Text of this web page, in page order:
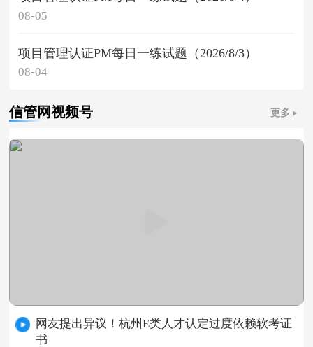
08-05
项目管理认证PM每日一练试题（2026/8/3）
08-04
信管网视频号 更多
网友提出异议！杭州E类人才认定过度依赖软考证
书